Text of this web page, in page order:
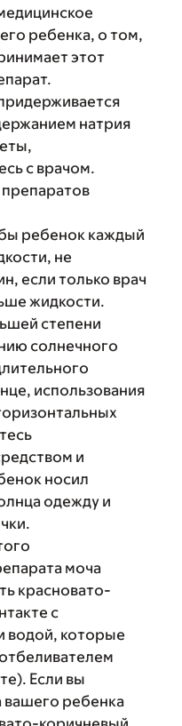
ребенка, о том,
этот
натрия
с врачом.
ребенок каждый
не
если только врач
жидкости.
степени
солнечного
использования
и
носил
одежду и
моча
красновато-
с
водой, которые
Если вы
вашего ребенка